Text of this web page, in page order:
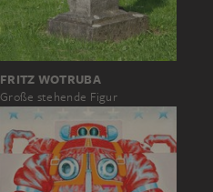
FRITZ WOTRUBA
Große stehende Figur